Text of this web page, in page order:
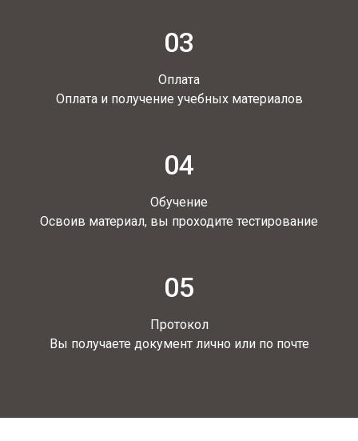
03
Оплата
Оплата и получение учебных материалов
04
Обучение
Освоив материал, вы проходите тестирование
05
Протокол
Вы получаете документ лично или по почте